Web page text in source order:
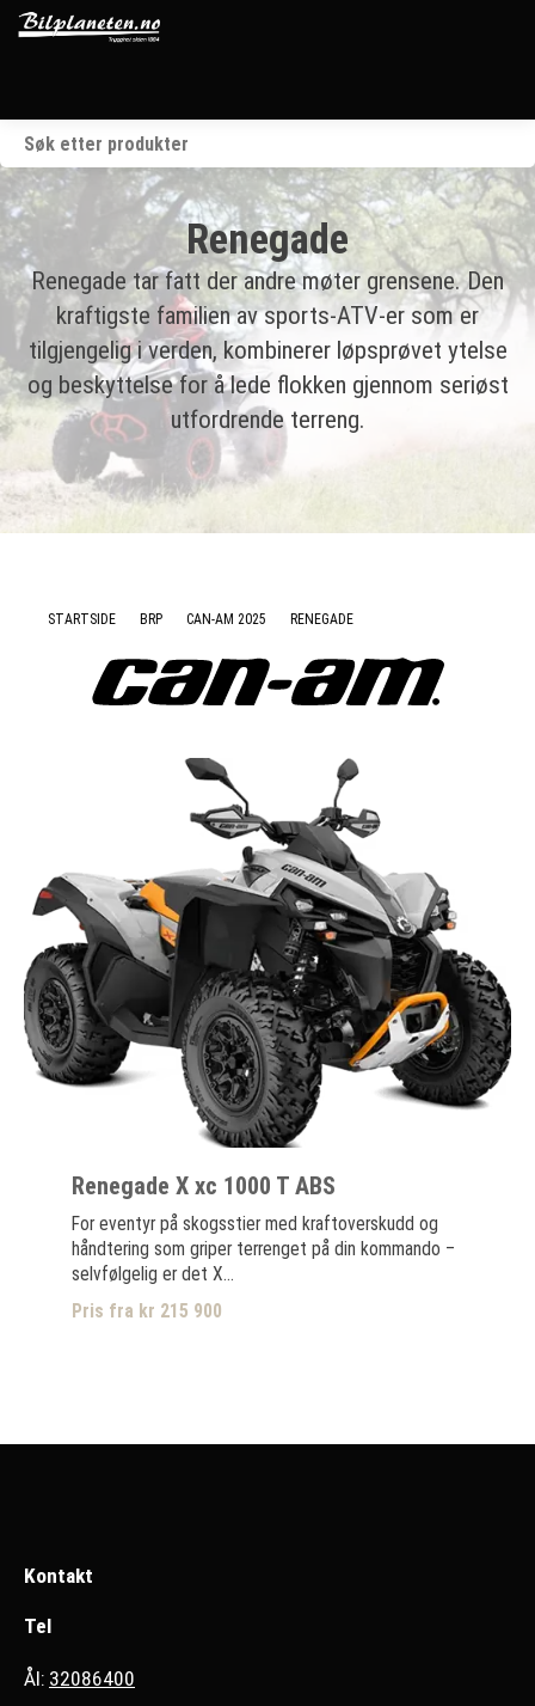
Kjøretøy
Våre merker
BRP
Verksted
Renegade
Renegade tar fatt der andre møter grensene. Den
kraftigste familien av sports-ATV-er som er
tilgjengelig i verden, kombinerer løpsprøvet ytelse
og beskyttelse for å lede flokken gjennom seriøst
utfordrende terreng.
STARTSIDE BRP CAN-AM 2025 RENEGADE
Renegade X xc 1000 T ABS
For eventyr på skogsstier med kraftoverskudd og
håndtering som griper terrenget på din kommando –
selvfølgelig er det X...
Pris fra kr 215 900
Kontakt
Tel
Ål: 32086400